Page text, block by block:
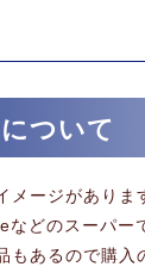
ついて
メージがあり
どのスーパー
あるので購